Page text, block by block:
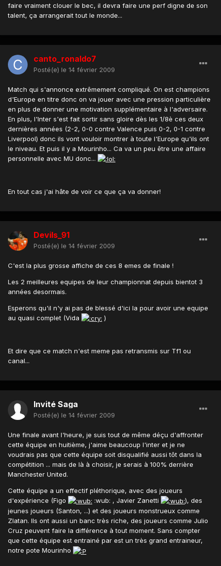
faire vraiment clouer le bec, il devra faire une perf digne de son
talent, ça arrangerait tout le monde...
canto_ronaldo7
Posté(e) le 14 février 2009
Match qui s'annonce extrêmement compliqué. On est champions
d'Europe en titre donc on va jouer avec une pression particulière
en plus de donner une motivation supplémentaire à l'adversaire.
En plus, l'Inter s'est fait sortir sans gloire dès les 1/8è ces deux
dernières années (2-2, 0-0 contre Valence puis 0-2, 0-1 contre
Liverpool) donc ils vont vouloir montrer à toute l'Europe qu'ils ont
le niveau. Et puis il y a Mourinho... Ca va un peu être une affaire
personnelle avec MU donc...
En tout cas j'ai hâte de voir ce que ça va donner!
Devils_91
Posté(e) le 14 février 2009
C'est la plus grosse affiche de ces 8 emes de finale !
Les 2 meilleures equipes de leur championnat depuis bientot 3
années desormais.
Esperons qu'il n'y ai pas de blessé d'ici la pour avoir une equipe
au quasi complet (Vida
)
Et dire que ce match n'est meme pas retransmis sur Tf1 ou
canal...
Invité Saga
Posté(e) le 14 février 2009
Une finale avant l'heure, je suis tout de même déçu d'affronter
cette équipe en huitième, j'aime beaucoup l'inter et je ne
voudrais pas que cette équipe soit disqualifié aussi tôt dans la
compétition ... mais de là à choisir, je serais à 100% derrière
Manchester United.
Cette équipe a un effectif pléthorique, avec des joueurs
d'expérience (Figo
:wub: , Javier Zanetti
), des
jeunes joueurs (Santon, ...) et des joueurs monstrueux comme
Zlatan. Ils ont aussi un banc très riche, des joueurs comme Julio
Cruz peuvent faire la différence à tout moment. Sans compter
que cette équipe est entrainé par est un très grand entraineur,
notre pote Mourinho